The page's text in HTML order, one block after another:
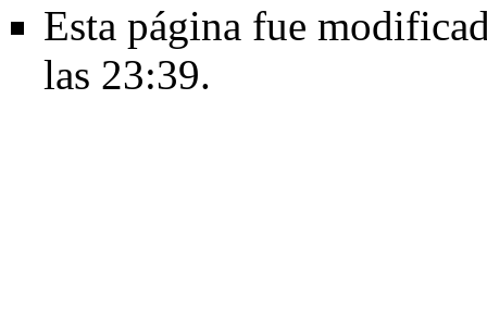
Esta página fue
las 23:39.